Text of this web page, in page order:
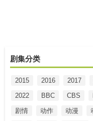
剧集分类
2015 2016 2017
2022
BBC CBS
剧情
动作 动漫